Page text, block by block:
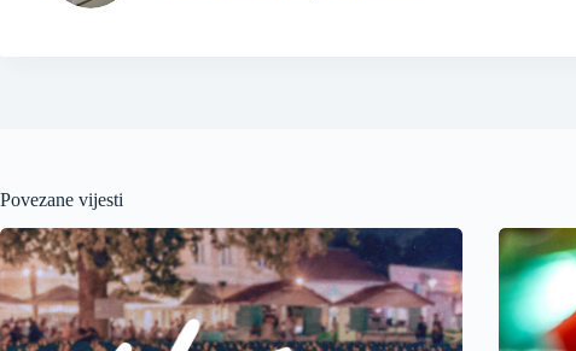
Povezane vijesti